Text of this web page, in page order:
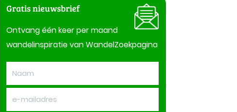
Gratis nieuwsbrief
Ontvang één keer per maand
wandelinspiratie van WandelZoekpagina